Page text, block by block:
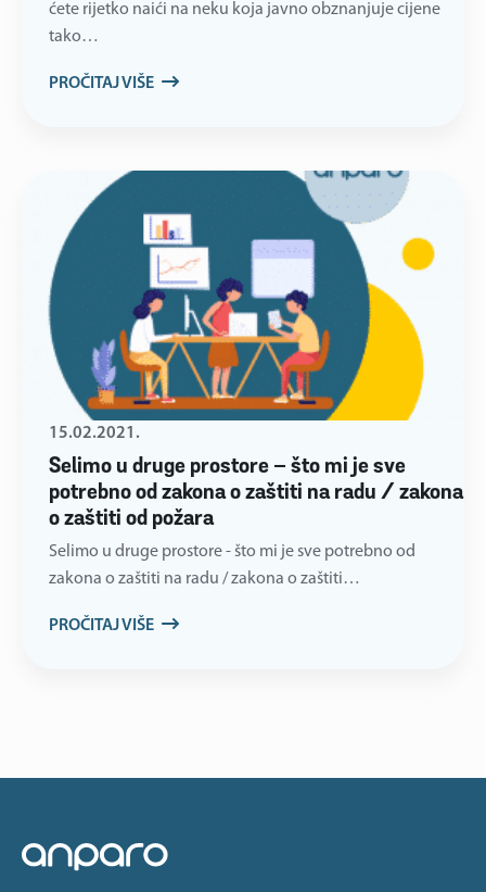
ćete rijetko naići na neku koja javno obznanjuje cijene
tako…
PROČITAJ VIŠE
Selimo u druge prostore – što mi je sve
potrebno od zakona o zaštiti na radu / zakona
o zaštiti od požara
15.02.2021.
Selimo u druge prostore - što mi je sve potrebno od
zakona o zaštiti na radu / zakona o zaštiti…
PROČITAJ VIŠE